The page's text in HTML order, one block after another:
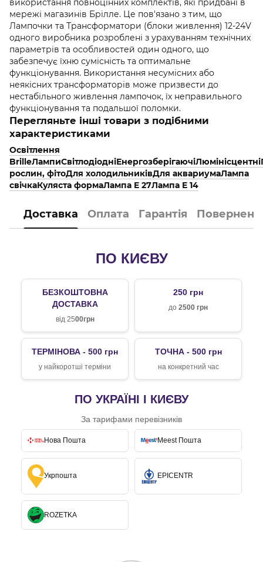
мережі магазинів Брілле. Це пов'язано з тим, що
Лампочки та Трансформатори (блоки живлення) 12-24V
одного виробника розроблені з урахуванням технічних
параметрів та особливостей один одного, що
забезпечує їхню сумісність та оптимальне
функціонування. Використання несумісних або
неякісних трансформаторів може призвести до
нестабільного живлення лампочок, їх неправильного
функціонування та подальшої поломки.
Перегляньте інші товари з подібними
характеристиками
Освітлення
BrilleЛампиСвітлодіодніЕнергозберігаючіЛюмінісцентні
рослин, фітоДля холодильниківДля аквариумаЛампа
свічкаКуляста формаЛампа E 27Лампа E 14
Доставка Оплата Гарантія
ПО КИЄВУ
БЕЗКОШТОВНА
ДОСТАВКА
від 2500грн
250 грн
до 2500 грн
ТЕРМІНОВА - 500 грн
у найкоротші терміни
ТОЧНА - 500 грн
на конкретний час
ПО УКРАЇНІ І КИЄВУ
За тарифами перевізників
Нова Пошта Meest Пошта
Укрпошта EPICENTR
ROZETKA